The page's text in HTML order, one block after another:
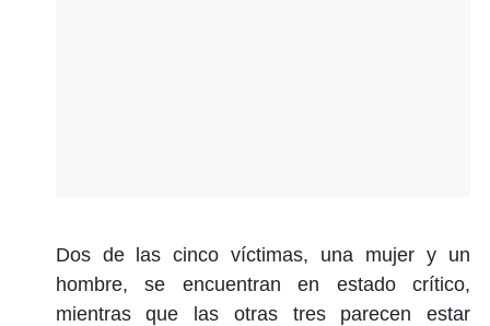
Dos de las cinco víctimas, una mujer y un
hombre, se encuentran en estado crítico,
mientras que las otras tres parecen estar